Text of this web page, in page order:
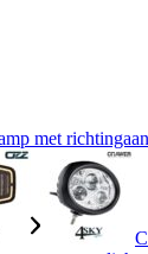
met